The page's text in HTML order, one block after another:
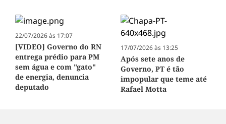
22/07/2026 às 17:07
[VIDEO] Governo do RN
entrega prédio para PM
sem água e com "gato"
de energia, denuncia
deputado
17/07/2026 às 13:25
Após sete anos de
Governo, PT é tão
impopular que teme até
Rafael Motta